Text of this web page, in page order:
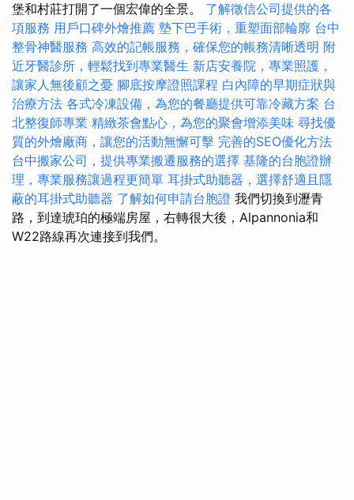
堡和村莊打開了一個宏偉的全景。 了解徵信公司提供的各
項服務 用戶口碑外燴推薦 墊下巴手術，重塑面部輪廓 台中
整骨神醫服務 高效的記帳服務，確保您的帳務清晰透明 附
近牙醫診所，輕鬆找到專業醫生 新店安養院，專業照護，
讓家人無後顧之憂 腳底按摩證照課程 白內障的早期症狀與
治療方法 各式冷凍設備，為您的餐廳提供可靠冷藏方案 台
北整復師專業 精緻茶會點心，為您的聚會增添美味 尋找優
質的外燴廠商，讓您的活動無懈可擊 完善的SEO優化方法
台中搬家公司，提供專業搬遷服務的選擇 基隆的台胞證辦
理，專業服務讓過程更簡單 耳掛式助聽器，選擇舒適且隱
蔽的耳掛式助聽器 了解如何申請台胞證 我們切換到瀝青
路，到達琥珀的極端房屋，右轉很大後，Alpannonia和
W22路線再次連接到我們。